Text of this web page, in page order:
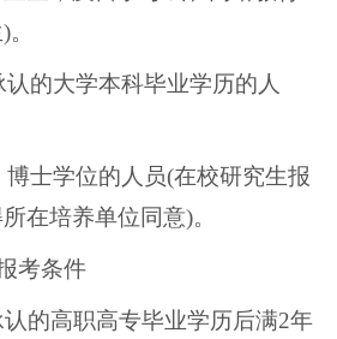
的大学本科毕业学历的人
士学位的人员(在校研究生报
在培养单位同意)。
考条件
高职高专毕业学历后满2年